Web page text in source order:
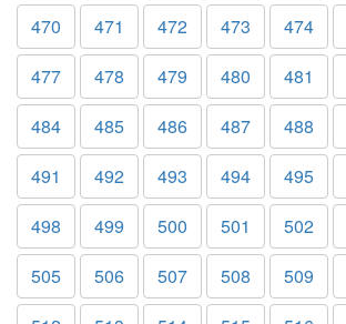
470
471 472 473 474
477
478 479 480 481
484
485 486 487 488
491
492 493 494 495
498
499 500 501 502
505
506 507 508 509